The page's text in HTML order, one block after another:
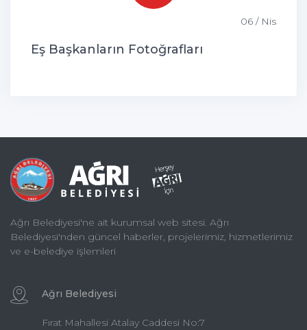
06 / Nis
Eş Başkanların Fotoğrafları
Ağrı Belediyesi'ne ait kurumsal web sitesi. Ağrı
Belediyesi'nden güncel haberler, projelerimiz, hizmetlerimiz
ve e-belediye işlemleri
Ağrı Belediyesi
Fırat Mahallesi Atalay Caddesi No:7